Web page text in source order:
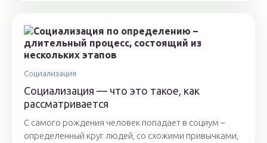
Социализация
Социализация — что это такое, как
рассматривается
С самого рождения человек попадает в социум –
определенный круг людей, со схожими привычками,